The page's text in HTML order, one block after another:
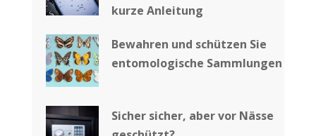
kurze Anleitung
Bewahren und schützen Sie
entomologische Sammlungen
Sicher sicher, aber vor Nässe